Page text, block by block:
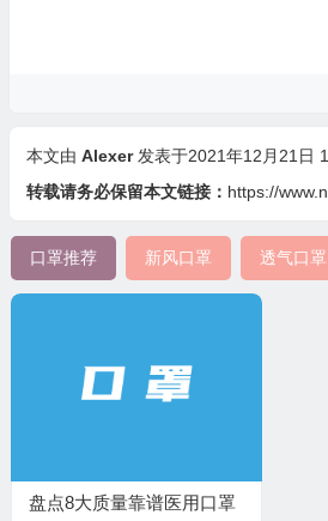
本文由 Alexer 发表于2021年12月21日
转载请务必保留本文链接： https://
口罩推荐 新风口罩 透气口罩
盘点8大质量靠谱医用口罩